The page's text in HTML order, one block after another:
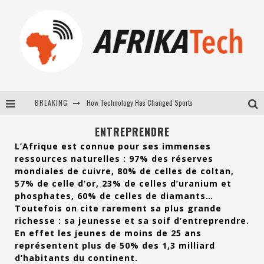
BREAKING
New to online sports betting? Consider These Tips to Play Your First Online Sports Betting Successfully
How Technology Has Changed Sports
ENTREPRENDRE
L’Afrique est connue pour ses immenses
ressources naturelles : 97% des réserves
mondiales de cuivre, 80% de celles de coltan,
57% de celle d’or, 23% de celles d’uranium et
phosphates, 60% de celles de diamants…
Toutefois on cite rarement sa plus grande
richesse : sa jeunesse et sa soif d’entreprendre.
En effet les jeunes de moins de 25 ans
représentent plus de 50% des 1,3 milliard
d’habitants du continent.